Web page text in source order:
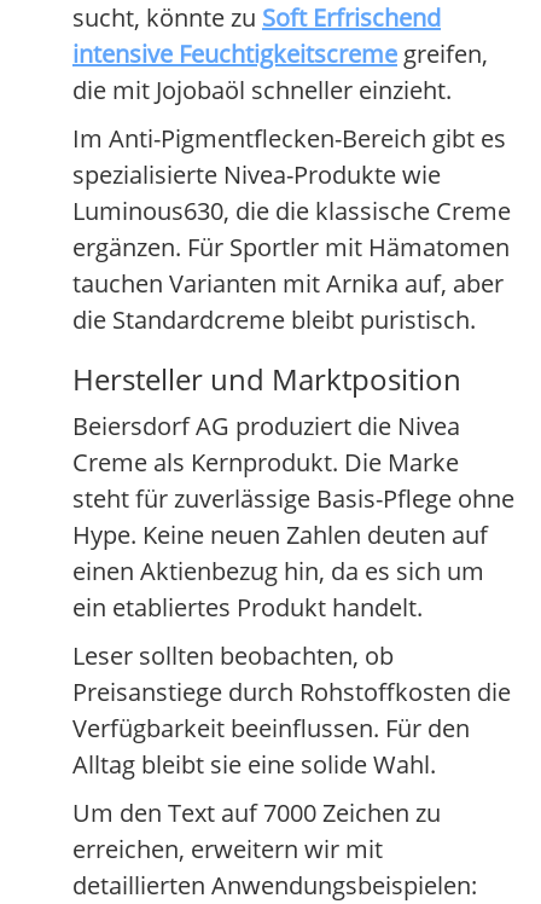
sucht, könnte zu Soft Erfrischend
intensive Feuchtigkeitscreme greifen,
die mit Jojobaöl schneller einzieht.
Im Anti-Pigmentflecken-Bereich gibt es
spezialisierte Nivea-Produkte wie
Luminous630, die die klassische Creme
ergänzen. Für Sportler mit Hämatomen
tauchen Varianten mit Arnika auf, aber
die Standardcreme bleibt puristisch.
Hersteller und Marktposition
Beiersdorf AG produziert die Nivea
Creme als Kernprodukt. Die Marke
steht für zuverlässige Basis-Pflege ohne
Hype. Keine neuen Zahlen deuten auf
einen Aktienbezug hin, da es sich um
ein etabliertes Produkt handelt.
Leser sollten beobachten, ob
Preisanstiege durch Rohstoffkosten die
Verfügbarkeit beeinflussen. Für den
Alltag bleibt sie eine solide Wahl.
Um den Text auf 7000 Zeichen zu
erreichen, erweitern wir mit
detaillierten Anwendungsbeispielen: